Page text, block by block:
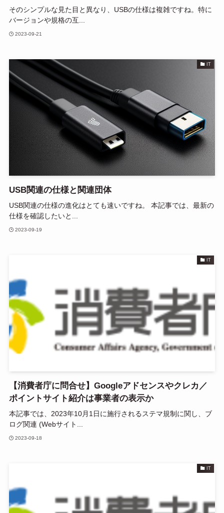
そのシンプルな見た目と異なり、USBの仕様は複雑ですね。特に
バージョンや規格の互...
2023-09-21
IT
USB関連の仕様と関連団体
USB関連の仕様の進化はとても速いですね。 本記事では、最新の
仕様を確認したいと...
2023-09-19
IT
【消費者庁に問合せ】Googleアドセンスやクレカ／
ポイントサイト紹介は事業者の表示か
本記事では、2023年10月1日に施行されるステマ規制に関し、ブ
ログ関連 (Webサイト...
2023-09-18
IT